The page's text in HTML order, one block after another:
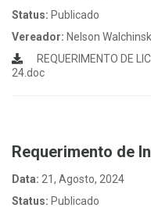
Status: Publicado
Vereador: Nelson
REQUERIMENTO DE
24.doc
Requerimento de
Data: 21, Agosto, 2024
Status: Publicado